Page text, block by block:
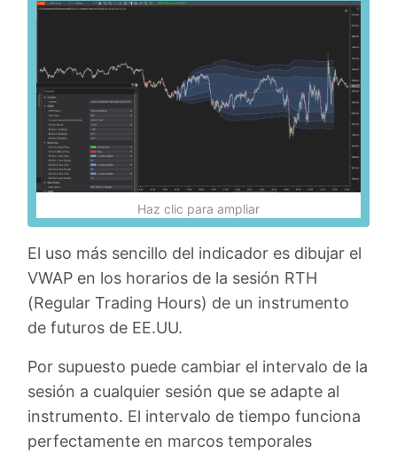
Haz clic para ampliar
El uso más sencillo del indicador es dibujar el
VWAP en los horarios de la sesión RTH
(Regular Trading Hours) de un instrumento
de futuros de EE.UU.
Por supuesto puede cambiar el intervalo de la
sesión a cualquier sesión que se adapte al
instrumento. El intervalo de tiempo funciona
perfectamente en marcos temporales